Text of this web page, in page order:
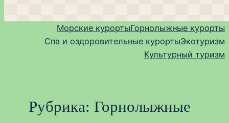
Морские курортыГорнолыжные курорты
Спа и оздоровительные курортыЭкотуризм
Культурный туризм
Рубрика: Горнолыжные